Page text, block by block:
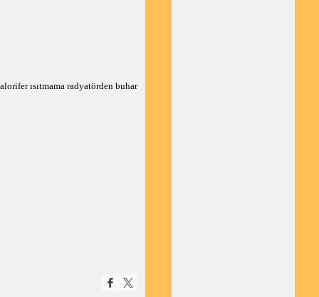
ısıtmama radyatörden buhar